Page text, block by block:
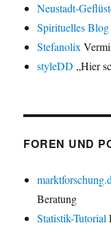
Neustadt-
Spirituelles Blog
Stefanolix
styleDD „Hier
FOREN UND
Beratung
Statistik-Tutorial